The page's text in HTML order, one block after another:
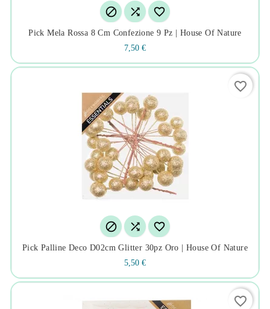
  
Pick Mela Rossa 8 Cm Confezione 9 Pz | House Of Nature
7,50 €
  
Pick Palline Deco D02cm Glitter 30pz Oro | House Of Nature
5,50 €
favorite_border
favorite_border